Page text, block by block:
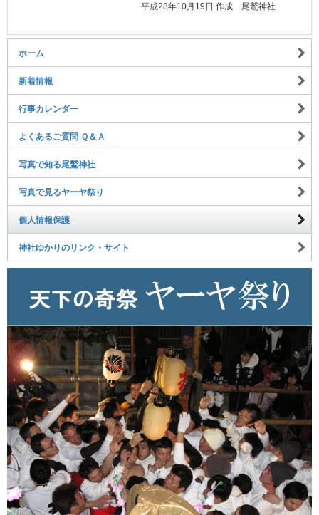
平成28年10月19日 作成 尾鷲神社
ホーム
新着情報
行事カレンダー
よくあるご質問 Ｑ＆Ａ
写真で知る尾鷲神社
写真で見るヤーヤ祭り
個人情報保護
神社ゆかりのリンク・サイト